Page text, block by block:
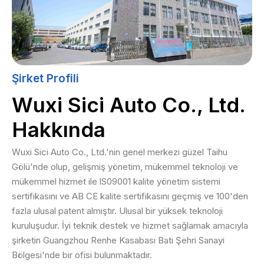
Şirket Profili
Wuxi Sici Auto Co., Ltd.
Hakkında
Wuxi Sici Auto Co., Ltd.'nin genel merkezi güzel Taihu
Gölü'nde olup, gelişmiş yönetim, mükemmel teknoloji ve
mükemmel hizmet ile lS09001 kalite yönetim sistemi
sertifikasını ve AB CE kalite sertifikasını geçmiş ve 100'den
fazla ulusal patent almıştır. Ulusal bir yüksek teknoloji
kuruluşudur. İyi teknik destek ve hizmet sağlamak amacıyla
şirketin Guangzhou Renhe Kasabası Batı Şehri Sanayi
Bölgesi'nde bir ofisi bulunmaktadır.